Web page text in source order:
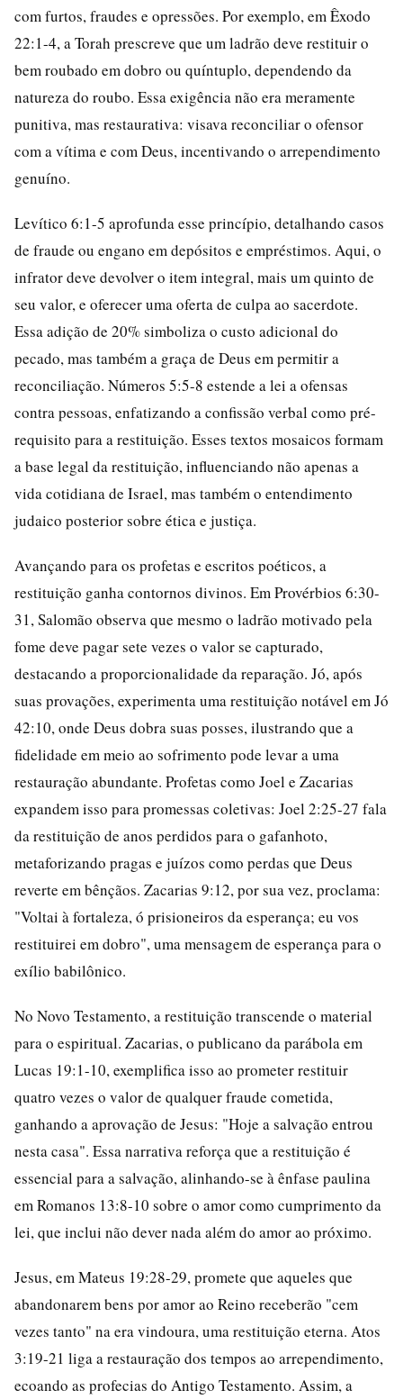
com furtos, fraudes e opressões. Por exemplo, em Êxodo
22:1-4, a Torah prescreve que um ladrão deve restituir o
bem roubado em dobro ou quíntuplo, dependendo da
natureza do roubo. Essa exigência não era meramente
punitiva, mas restaurativa: visava reconciliar o ofensor
com a vítima e com Deus, incentivando o arrependimento
genuíno.
Levítico 6:1-5 aprofunda esse princípio, detalhando casos
de fraude ou engano em depósitos e empréstimos. Aqui, o
infrator deve devolver o item integral, mais um quinto de
seu valor, e oferecer uma oferta de culpa ao sacerdote.
Essa adição de 20% simboliza o custo adicional do
pecado, mas também a graça de Deus em permitir a
reconciliação. Números 5:5-8 estende a lei a ofensas
contra pessoas, enfatizando a confissão verbal como pré-
requisito para a restituição. Esses textos mosaicos formam
a base legal da restituição, influenciando não apenas a
vida cotidiana de Israel, mas também o entendimento
judaico posterior sobre ética e justiça.
Avançando para os profetas e escritos poéticos, a
restituição ganha contornos divinos. Em Provérbios 6:30-
31, Salomão observa que mesmo o ladrão motivado pela
fome deve pagar sete vezes o valor se capturado,
destacando a proporcionalidade da reparação. Jó, após
suas provações, experimenta uma restituição notável em Jó
42:10, onde Deus dobra suas posses, ilustrando que a
fidelidade em meio ao sofrimento pode levar a uma
restauração abundante. Profetas como Joel e Zacarias
expandem isso para promessas coletivas: Joel 2:25-27 fala
da restituição de anos perdidos para o gafanhoto,
metaforizando pragas e juízos como perdas que Deus
reverte em bênçãos. Zacarias 9:12, por sua vez, proclama:
"Voltai à fortaleza, ó prisioneiros da esperança; eu vos
restituirei em dobro", uma mensagem de esperança para o
exílio babilônico.
No Novo Testamento, a restituição transcende o material
para o espiritual. Zacarias, o publicano da parábola em
Lucas 19:1-10, exemplifica isso ao prometer restituir
quatro vezes o valor de qualquer fraude cometida,
ganhando a aprovação de Jesus: "Hoje a salvação entrou
nesta casa". Essa narrativa reforça que a restituição é
essencial para a salvação, alinhando-se à ênfase paulina
em Romanos 13:8-10 sobre o amor como cumprimento da
lei, que inclui não dever nada além do amor ao próximo.
Jesus, em Mateus 19:28-29, promete que aqueles que
abandonarem bens por amor ao Reino receberão "cem
vezes tanto" na era vindoura, uma restituição eterna. Atos
3:19-21 liga a restauração dos tempos ao arrependimento,
ecoando as profecias do Antigo Testamento. Assim, a